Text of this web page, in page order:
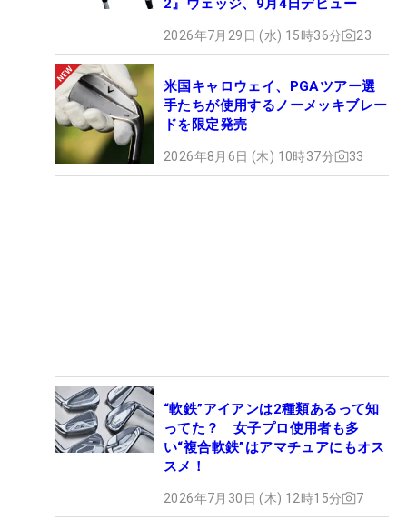
2』ウェッジ、9月4日デビュー
2026年7月29日 (水) 15時36分 23
米国キャロウェイ、PGAツアー選
手たちが使用するノーメッキブレー
ドを限定発売
2026年8月6日 (木) 10時37分 33
“軟鉄”アイアンは2種類あるって知
ってた？ 女子プロ使用者も多
い“複合軟鉄”はアマチュアにもオス
スメ！
2026年7月30日 (木) 12時15分 7